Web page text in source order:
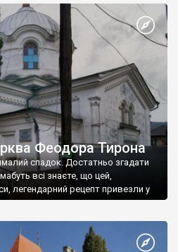
Феодора Тирона
спадок. Достатньо згадати
всі знаєте, що цей,
легендарний рецепт привезли у